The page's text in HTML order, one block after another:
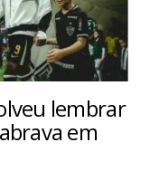
lembrar
em